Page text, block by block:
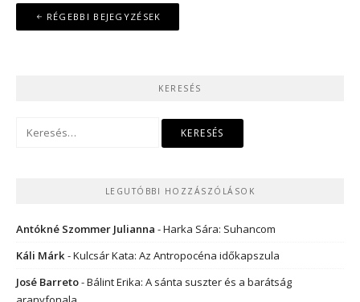
Bejegyzés
navigáció
RÉGEBBI BEJEGYZÉSEK
KERESÉS
LEGUTÓBBI HOZZÁSZÓLÁSOK
Antókné Szommer Julianna -Harka Sára: Suhancom
Káli Márk-Kulcsár Kata: Az Antropocéna időkapszula
José Barreto-Bálint Erika: A sánta suszter és a barátság